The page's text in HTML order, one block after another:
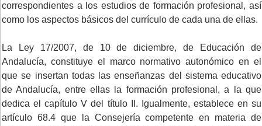
correspondientes a los estudios de formación profesional, así
como los aspectos básicos del currículo de cada una de ellas.
La Ley 17/2007, de 10 de diciembre, de Educación de
Andalucía, constituye el marco normativo autonómico en el
que se insertan todas las enseñanzas del sistema educativo
de Andalucía, entre ellas la formación profesional, a la que
dedica el capítulo V del título II. Igualmente, establece en su
artículo 68.4 que la Consejería competente en materia de